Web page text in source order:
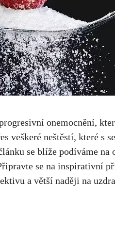
onemocnění,
veškeré neštěstí, ‌které s
se blíže podíváme na
se⁢ na ⁤inspirativní
a větší naději na